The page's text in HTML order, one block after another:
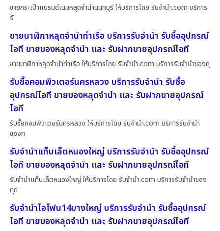
ขายกระเป๋าแบรนด์เนมหลุดจำนำนนทบุรี ให้บริการโดย รับจํานํา.com บริการ
รั
ขายนาฬิกาหลุดจำนำท่าเรือ บริการรับจำนำ รับซื้ออุปกรณ์
ไอที ขายของหลุดจำนำ และ รับฝากขายอุปกรณ์ไอที
ขายนาฬิกาหลุดจำนำท่าเรือ ให้บริการโดย รับจํานํา.com บริการรับจำนำของทุ
รับซื้อคอมพิวเตอร์นครหลวง บริการรับจำนำ รับซื้อ
อุปกรณ์ไอที ขายของหลุดจำนำ และ รับฝากขายอุปกรณ์
ไอที
รับซื้อคอมพิวเตอร์นครหลวง ให้บริการโดย รับจํานํา.com บริการรับจำนำ
ของท
รับจำนำแท็บเล็ตหนองใหญ่ บริการรับจำนำ รับซื้ออุปกรณ์
ไอที ขายของหลุดจำนำ และ รับฝากขายอุปกรณ์ไอที
รับจำนำแท็บเล็ตหนองใหญ่ ให้บริการโดย รับจํานํา.com บริการรับจำนำของ
ทุก
รับจำนำไอโฟน14บางใหญ่ บริการรับจำนำ รับซื้ออุปกรณ์
ไอที ขายของหลุดจำนำ และ รับฝากขายอุปกรณ์ไอที